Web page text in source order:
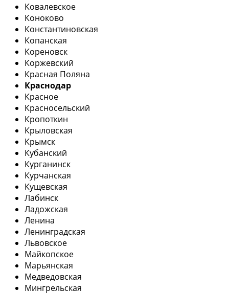
Ковалевское
Коноково
Константиновская
Копанская
Кореновск
Коржевский
Красная Поляна
Краснодар
Красное
Красносельский
Кропоткин
Крыловская
Крымск
Кубанский
Курганинск
Курчанская
Кущевская
Лабинск
Ладожская
Ленина
Ленинградская
Львовское
Майкопское
Марьянская
Медведовская
Мингрельская